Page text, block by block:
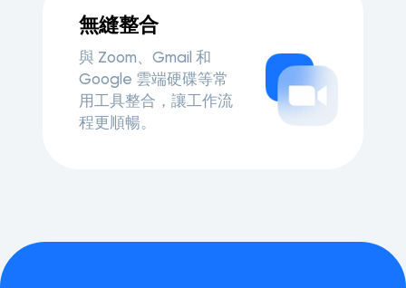
無縫整合
與 Zoom、Gmail 和
Google 雲端硬碟等常
用工具整合，讓工作流
程更順暢。